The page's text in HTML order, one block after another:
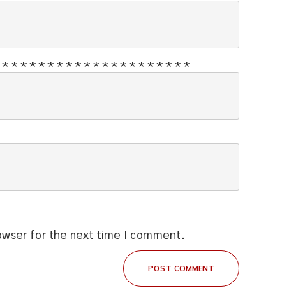
* * * * * * * * * * * * * * * * * * * * *
for the next time I comment.
POST COMMENT